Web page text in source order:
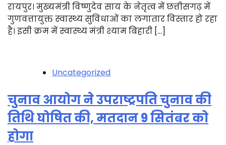
रायपुर। मुख्यमंत्री विष्णुदेव साय के नेतृत्व में छत्तीसगढ़ में
गुणवत्तायुक्त स्वास्थ्य सुविधाओं का लगातार विस्तार हो रहा
है। इसी क्रम में स्वास्थ्य मंत्री श्याम बिहारी […]
Uncategorized
चुनाव आयोग ने उपराष्ट्रपति चुनाव की
तिथि घोषित की, मतदान 9 सितंबर को
होगा